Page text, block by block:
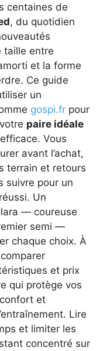
centaines de
, du quotidien
taille entre
et la forme
Ce guide
un
gospi.fr pour
paire idéale
Vous
avant l’achat,
terrain et retours
suivre pour un
réussi. Un
— coureuse
semi —
chaque choix. À
et prix
qui protège vos
et
Lire
et limiter les
concentré sur